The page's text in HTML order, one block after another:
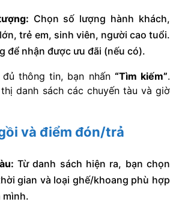
Chọn số lượng hành khách,
trẻ em, sinh viên, người cao tuổi.
để nhận được ưu đãi (nếu có).
thông tin, bạn nhấn “Tìm kiếm”.
danh sách các chuyến tàu và giờ
và điểm đón/trả
Từ danh sách hiện ra, bạn chọn
gian và loại ghế/khoang phù hợp
mình.